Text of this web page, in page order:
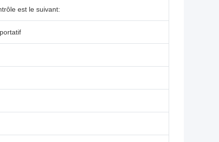
est le suivant: